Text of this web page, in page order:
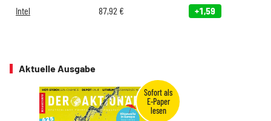
Intel 87,92 € +1,59
Aktuelle Ausgabe